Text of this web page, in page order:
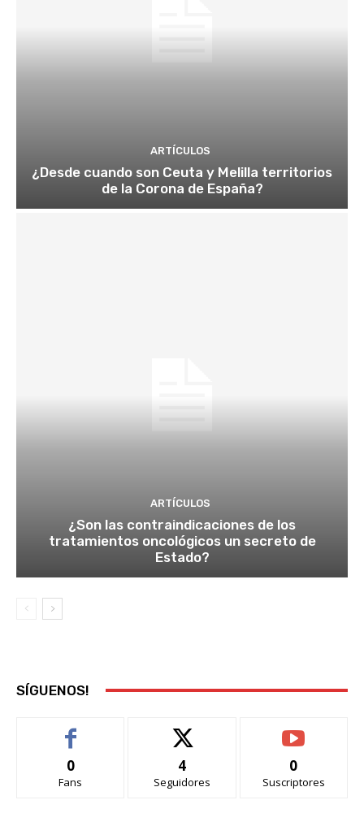
ARTÍCULOS
¿Desde cuando son Ceuta y Melilla territorios
de la Corona de España?
ARTÍCULOS
¿Son las contraindicaciones de los
tratamientos oncológicos un secreto de
Estado?
SÍGUENOS!
0
Fans
4
Seguidores
0
Suscriptores